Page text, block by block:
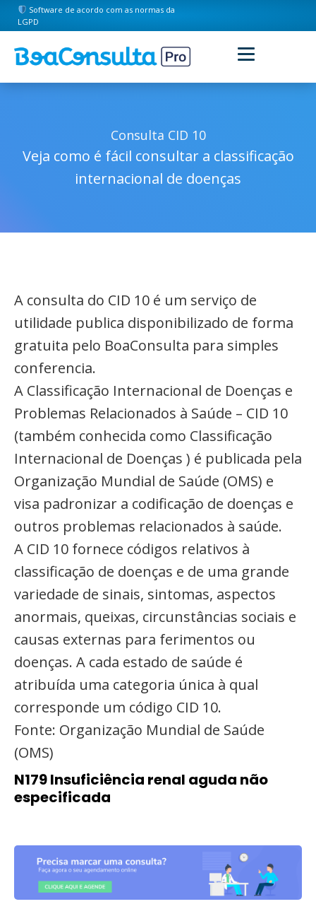
Software de acordo com as normas da
LGPD
Consulta CID 10
Veja como é fácil consultar a classificação
internacional de doenças
A consulta do CID 10 é um serviço de
utilidade publica disponibilizado de forma
gratuita pelo BoaConsulta para simples
conferencia.
A Classificação Internacional de Doenças e
Problemas Relacionados à Saúde – CID 10
(também conhecida como Classificação
Internacional de Doenças ) é publicada pela
Organização Mundial de Saúde (OMS) e
visa padronizar a codificação de doenças e
outros problemas relacionados à saúde.
A CID 10 fornece códigos relativos à
classificação de doenças e de uma grande
variedade de sinais, sintomas, aspectos
anormais, queixas, circunstâncias sociais e
causas externas para ferimentos ou
doenças. A cada estado de saúde é
atribuída uma categoria única à qual
corresponde um código CID 10.
Fonte: Organização Mundial de Saúde
(OMS)
N179 Insuficiência renal aguda não
especificada